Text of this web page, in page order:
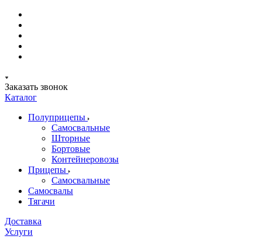
Заказать звонок
Каталог
Полуприцепы
Самосвальные
Шторные
Бортовые
Контейнеровозы
Прицепы
Самосвальные
Самосвалы
Тягачи
Доставка
Услуги